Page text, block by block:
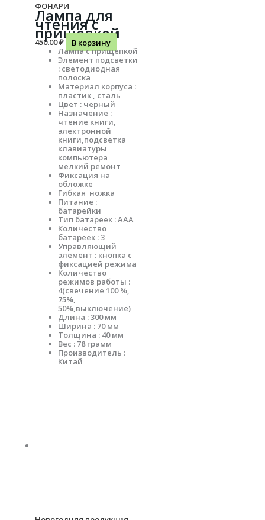
ФОНАРИ
Лампа для
чтения с
прищепкой
450.00₽
В корзину
Лампа с прищепкой
Элемент подсветки
: светодиодная
полоска
Материал корпуса :
пластик , сталь
Цвет : черный
Назначение :
чтение книги,
электронной
книги,подсветка
клавиатуры
компьютера
мелкий ремонт
Фиксация на
обложке
Гибкая ножка
Питание :
батарейки
Тип батареек : ААА
Количество
батареек : 3
Управляющий
элемент : кнопка с
фиксацией режима
Количество
режимов работы :
4(свечение 100 %,
75%,
50%,выключение)
Длина : 300 мм
Ширина : 70 мм
Толщина : 40 мм
Вес : 78 грамм
Производитель :
Китай